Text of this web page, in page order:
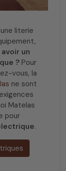
literie
un
? Pour
vous, la
ne sont
Matelas
pour
.